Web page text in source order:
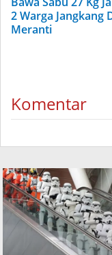
2 Warga Jangkang
Meranti
Komentar